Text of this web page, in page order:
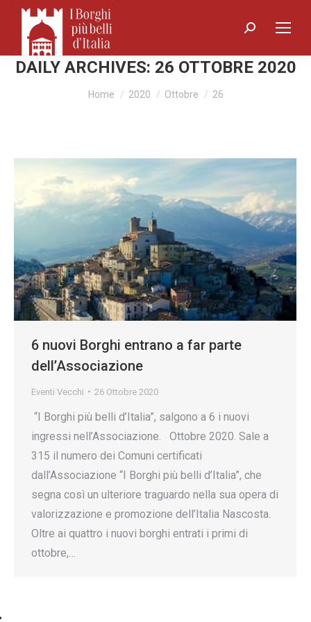
Search:
DAILY ARCHIVES: 26 OTTOBRE 2020
You are here:
Home 2020 Ottobre 26
6 nuovi Borghi entrano a far parte
dell’Associazione
Eventi Vecchi 26 Ottobre 2020
“I Borghi più belli d’Italia”, salgono a 6 i nuovi
ingressi nell’Associazione. Ottobre 2020. Sale a
315 il numero dei Comuni certificati
dall’Associazione “I Borghi più belli d’Italia”, che
segna così un ulteriore traguardo nella sua opera di
valorizzazione e promozione dell’Italia Nascosta.
Oltre ai quattro i nuovi borghi entrati i primi di
ottobre,…